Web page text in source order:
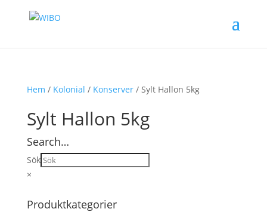
Hem / Kolonial / Konserver/ Sylt Hallon 5kg
Sylt Hallon 5kg
Search…
Sök
×
Produktkategorier